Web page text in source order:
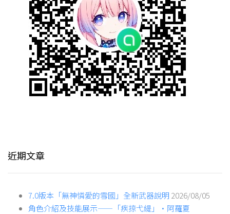
近期文章
7.0版本「無神憐愛的雪國」全新武器說明 2026/08/05
角色介紹及技能展示——「疾掠弋緹」·阿羅夏